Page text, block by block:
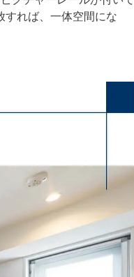
すれば、一体空間にな